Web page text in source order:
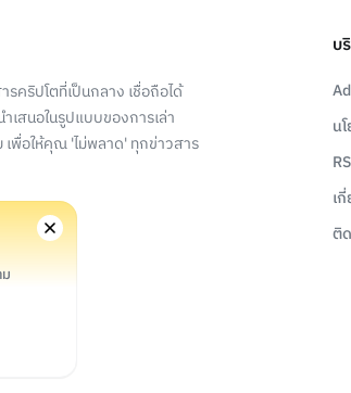
รคริปโตที่เป็นกลาง เชื่อถือได้
เสนอในรูปแบบของการเล่า
เพื่อให้คุณ 'ไม่พลาด' ทุกข่าวสาร
บ
น
เ
ติ